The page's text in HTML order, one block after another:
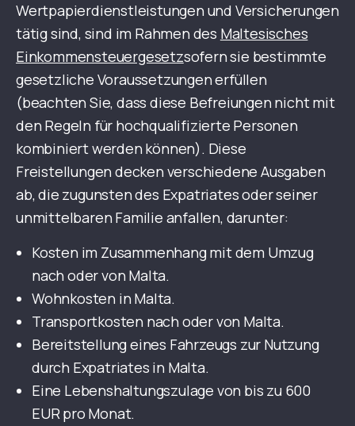
Wertpapierdienstleistungen und Versicherungen
tätig sind, sind im Rahmen des Maltesisches
Einkommensteuergesetzsofern sie bestimmte
gesetzliche Voraussetzungen erfüllen
(beachten Sie, dass diese Befreiungen nicht mit
den Regeln für hochqualifizierte Personen
kombiniert werden können). Diese
Freistellungen decken verschiedene Ausgaben
ab, die zugunsten des Expatriates oder seiner
unmittelbaren Familie anfallen, darunter:
Kosten im Zusammenhang mit dem Umzug
nach oder von Malta.
Wohnkosten in Malta.
Transportkosten nach oder von Malta.
Bereitstellung eines Fahrzeugs zur Nutzung
durch Expatriates in Malta.
Eine Lebenshaltungszulage von bis zu 600
EUR pro Monat.